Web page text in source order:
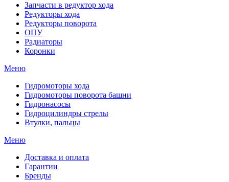
Запчасти в редуктор хода
Редукторы хода
Редукторы поворота
ОПУ
Радиаторы
Коронки
Меню
Гидромоторы хода
Гидромоторы поворота башни
Гидронасосы
Гидроцилиндры стрелы
Втулки, пальцы
Меню
Доставка и оплата
Гарантии
Бренды